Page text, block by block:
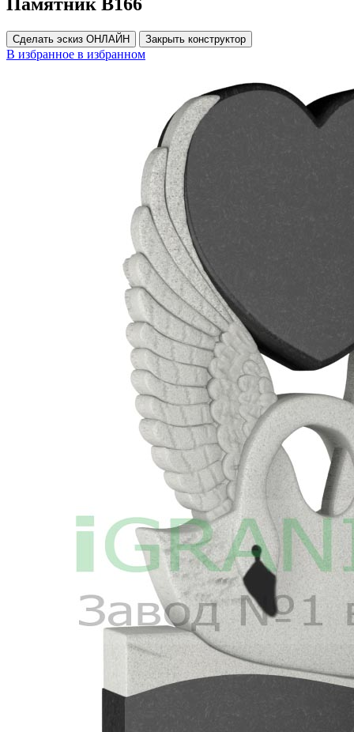
Памятник В166
Сделать эскиз ОНЛАЙН Закрыть конструктор
В избранное в избранном